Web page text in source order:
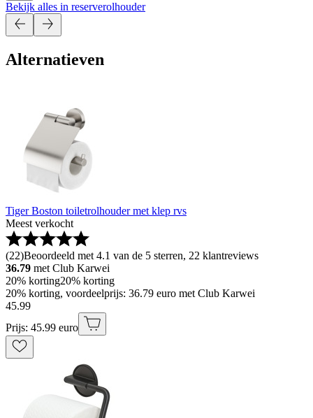
Bekijk alles in reserverolhouder
Alternatieven
Tiger Boston toiletrolhouder met klep rvs
Meest verkocht
(22)Beoordeeld met 4.1 van de 5 sterren, 22 klantreviews
36.79 met Club Karwei
20% korting20% korting
20% korting, voordeelprijs: 36.79 euro met Club Karwei
45.99
Prijs: 45.99 euro